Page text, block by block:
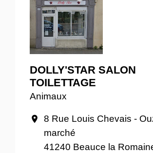
DOLLY'STAR SALON
TOILETTAGE
Animaux
location_on
8 Rue Louis Chevais -
marché
41240 Beauce la